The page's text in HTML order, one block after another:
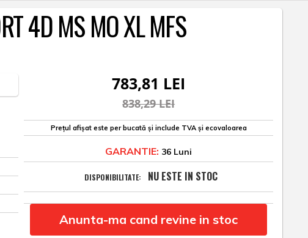
4D MS MO XL MFS
783,81 LEI
838,29 LEI
Prețul afișat este per bucată și include TVA și ecovaloarea
GARANTIE: 36 Luni
DISPONIBILITATE: NU ESTE IN STOC
Anunta-ma cand revine in stoc